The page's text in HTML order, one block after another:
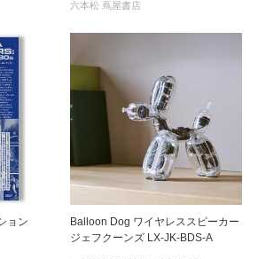
六本松 蔦屋書店
ョン
Balloon Dog ワイヤレススピーカー
ジェフクーンズ LX-JK-BDS-A